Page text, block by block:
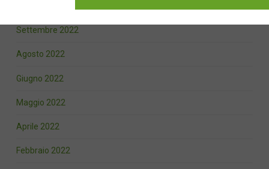
Settembre 2022
Agosto 2022
Giugno 2022
Maggio 2022
Aprile 2022
Febbraio 2022